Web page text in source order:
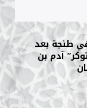
طنجة بعد
آدم بن